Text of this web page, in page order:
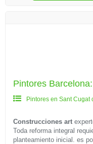
Pintores
Pintores en Sant Cugat
Construcciones art
Toda reforma integral
planteamiento inicial. es